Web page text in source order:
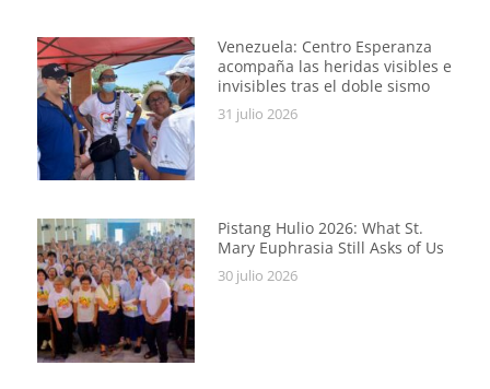
Venezuela: Centro Esperanza
acompaña las heridas visibles e
invisibles tras el doble sismo
31 julio 2026
Pistang Hulio 2026: What St.
Mary Euphrasia Still Asks of Us
30 julio 2026